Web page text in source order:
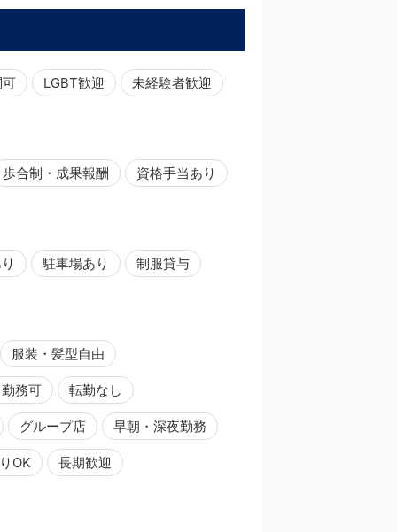
LGBT歓迎 未経験者歓迎
歩合制・成果報酬 資格手当あり
駐車場あり 制服貸与
服装・髪型自由
務可 転勤なし
グループ店 早朝・深夜勤務
OK 長期歓迎